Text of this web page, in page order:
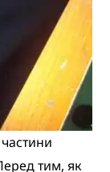
тим, як